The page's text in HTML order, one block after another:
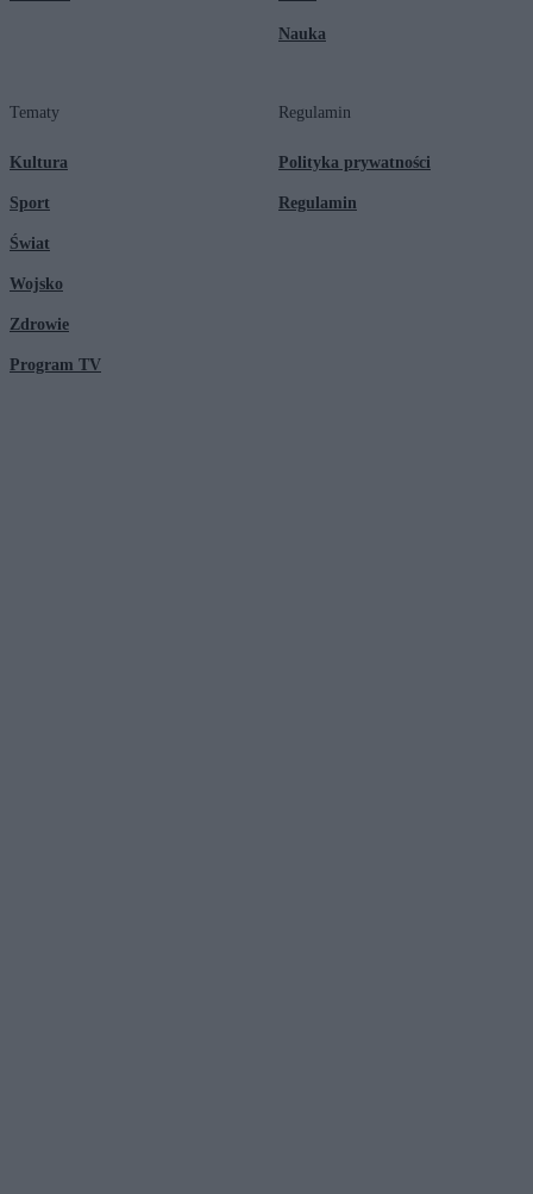
Nauka
Tematy
Kultura
Sport
Świat
Wojsko
Zdrowie
Program TV
Regulamin
Polityka prywatności
Regulamin